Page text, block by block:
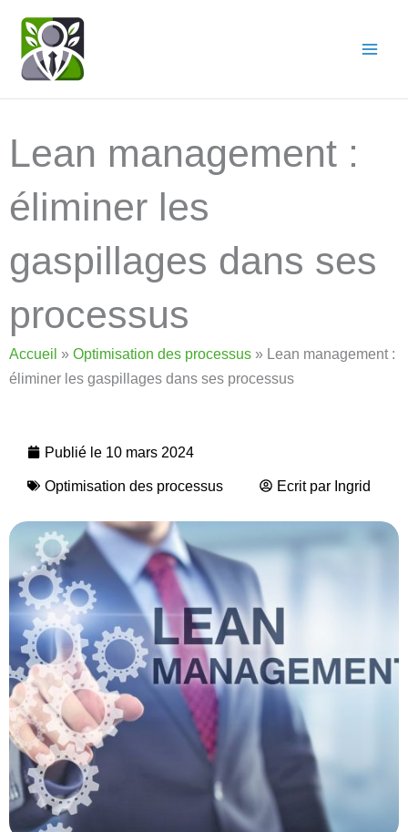
contenu
Lean management :
éliminer les
gaspillages dans ses
processus
Accueil » Optimisation des processus » Lean management :
éliminer les gaspillages dans ses processus
Publié le 10 mars 2024
Optimisation des processus Ecrit par Ingrid